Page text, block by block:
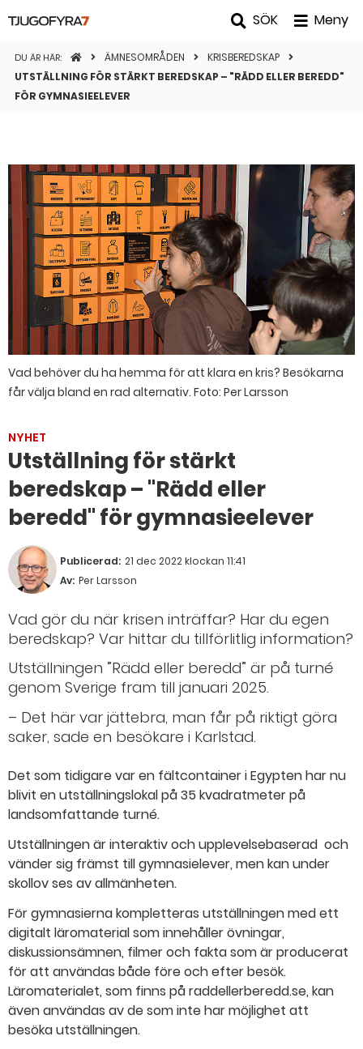
SÖK Meny
DU ÄR HÄR: STARTSIDANÄMNESOMRÅDEN
KRISBEREDSKAP
UTSTÄLLNING FÖR STÄRKT BEREDSKAP – "RÄDD ELLER BEREDD"
FÖR GYMNASIEELEVER
Vad behöver du ha hemma för att klara en kris? Besökarna
får välja bland en rad alternativ. Foto: Per Larsson
NYHET
Utställning för stärkt
beredskap – "Rädd eller
beredd" för gymnasieelever
Publicerad: 21 dec 2022 klockan 11:41
Av: Per Larsson
Vad gör du när krisen inträffar? Har du egen
beredskap? Var hittar du tillförlitlig information?
Utställningen ”Rädd eller beredd” är på turné
genom Sverige fram till januari 2025.
– Det här var jättebra, man får på riktigt göra
saker, sade en besökare i Karlstad.
Det som tidigare var en fältcontainer i Egypten har nu
blivit en utställningslokal på 35 kvadratmeter på
landsomfattande turné.
Utställningen är interaktiv och upplevelsebaserad och
vänder sig främst till gymnasielever, men kan under
skollov ses av allmänheten.
För gymnasierna kompletteras utställningen med ett
digitalt läromaterial som innehåller övningar,
diskussionsämnen, filmer och fakta som är producerat
för att användas både före och efter besök.
Läromaterialet, som finns på raddellerberedd.se, kan
även användas av de som inte har möjlighet att
besöka utställningen.